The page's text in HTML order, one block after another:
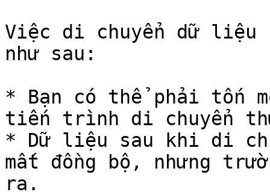
Việc di chuyển dữ liệu
như sau:
* Bạn có thể phải tốn
tiến trình di chuyển
* Dữ liệu sau khi di
mất đồng bộ, nhưng
ra.